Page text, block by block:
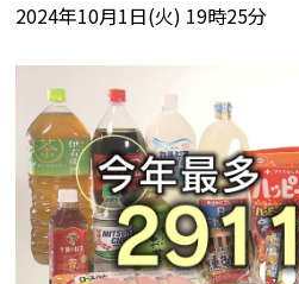
2024年10月1日(火) 19時25分